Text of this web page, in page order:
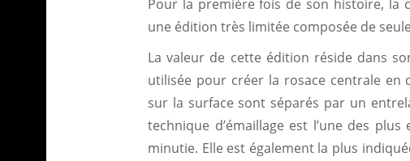
Pour la première fois de son histoire, la
une édition très limitée composée de
La valeur de cette édition réside dans
utilisée pour créer la rosace centrale en
sur la surface sont séparés par un
technique d’émaillage est l’une des
minutie. Elle est également la plus